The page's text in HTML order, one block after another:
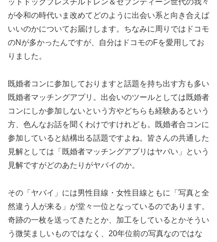
ットドックプレスチルドレン＆セブンティーン世代の我々
が令和の時代いま改めてどのように出会い系と向き合えば
いいのかについてお届けします。ちなみに周りではドコモ
のNが多かったんですが、自分はドコモのFを愛用してお
りました。
既婚者コンに参加しておりますと話題を持ち出す方も多い
既婚者マッチングアプリ。出会いのツールとしては既婚者
コンにしか参加しないという方やどちらも経験あるという
方、色んなお話を聞くわけですけれども。既婚者合コンに
参加していると結構出る話題ですよね。皆さんの共通した
見解としては「既婚者マッチングアプリはヤバい」という
見解ですがどのあたりがヤバイのか。
その「ヤバイ」には男性目線・女性目線ともに「写真と全
然違う人が来る」が堂々一位となっているのであります。
奇跡の一枚を送ってきたとか、加工をしているとかそうい
う微笑ましいものではなく、20年位前の写真なのではな